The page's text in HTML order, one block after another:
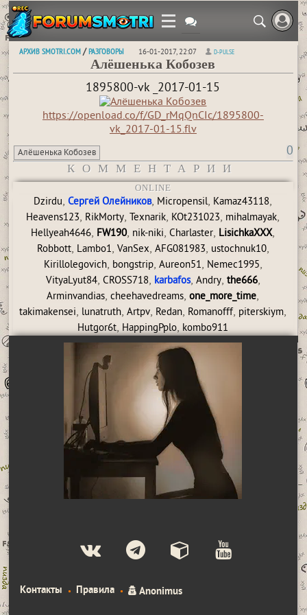
АРХИВ SMOTRI.COM /РАЗГОВОРЫ 16-01-2017, 22:07 D-PULSE
Алёшенька Кобозев
1895800-vk _2017-01-15
https://openload.co/f/GD_rMqQnCIc/1895800-
vk_2017-01-15.flv
Алёшенька Кобозев 0
КОММЕНТАРИИ
ONLINE
Dzirdu,Сергей Олейников, Micropensil, Kamaz43118,
Heavens123, RikMorty,Texnarik, KOt231023, mihalmayak,
Hellyeah4646, FW190, nik-niki,Charlaster, LisichkaXXX,
Robbott, Lambo1, VanSex, AFG081983, ustochnuk10,
Kirillolegovich, bongstrip, Aureon51, Nemec1995,
VityaLyut84, CROSS718, karbafos, Andry, the666,
Arminvandias,cheehavedreams,one_more_time,
takimakensei, lunatruth,Artpv, Redan, Romanofff, piterskiym,
Hutgor6t, HappingPplo, kombo911
Контакты Правила Anonimus